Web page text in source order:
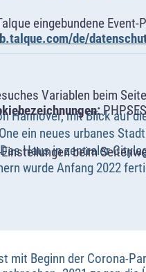
eingebundene
de/
Variablen beim
beim
Hannover, mit Blick auf
ein neues urbanes
Haus in zentraler
wurde Anfang 2022
mit Beginn der Corona-